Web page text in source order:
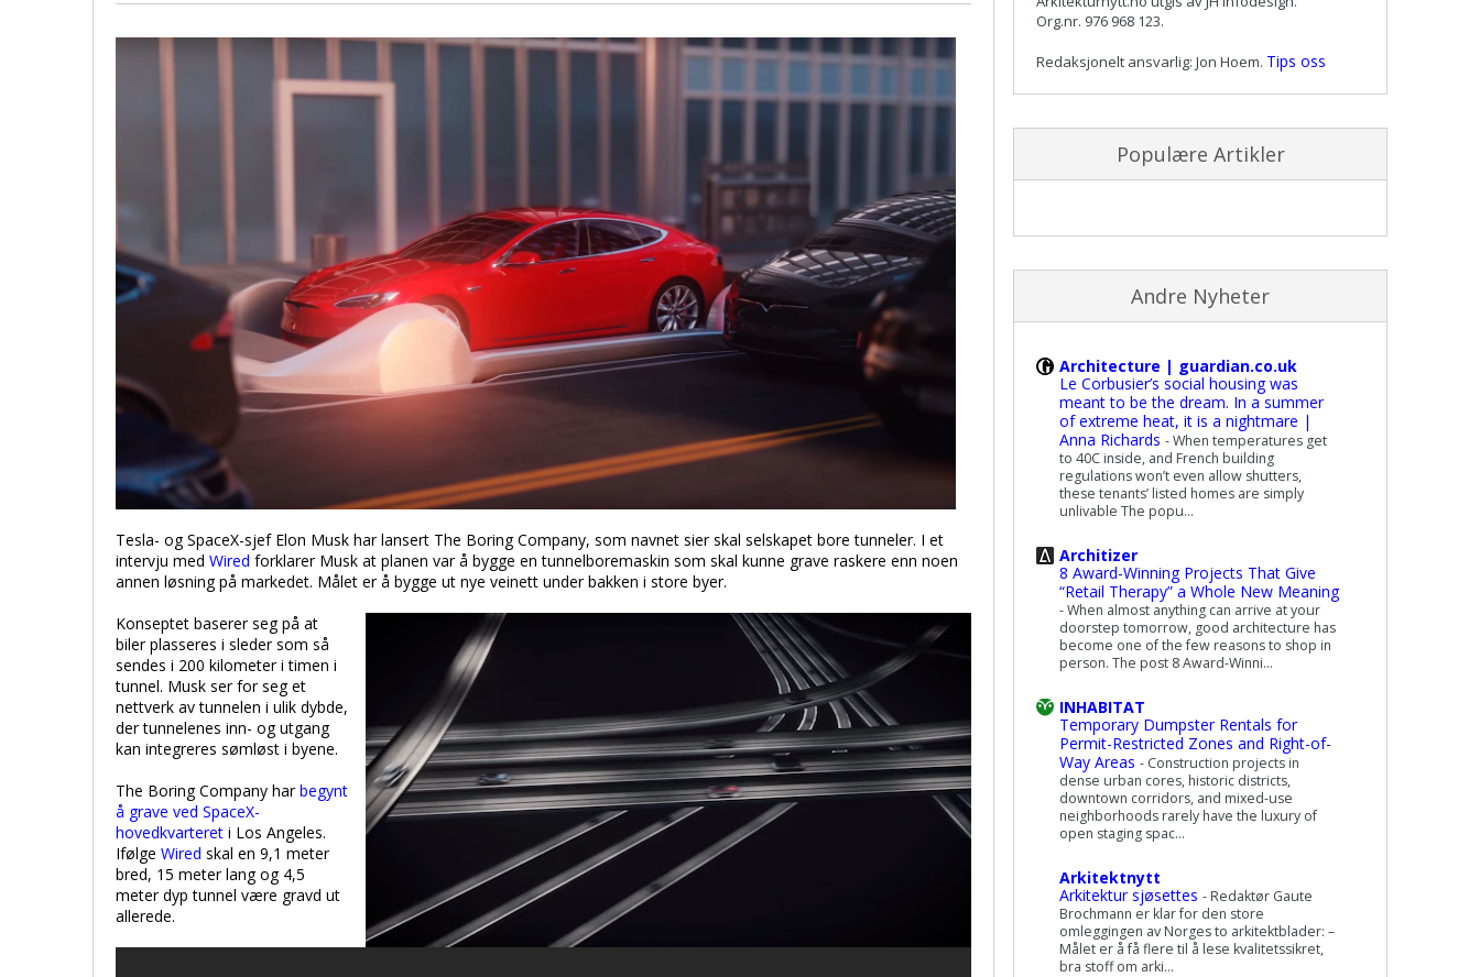
Tesla- og SpaceX-sjef Elon Musk har lansert The Boring Company, som navnet sier skal selskapet bore tunneler. I et
intervju med Wired forklarer Musk at planen var å bygge en tunnelboremaskin som skal kunne grave raskere enn noen
annen løsning på markedet. Målet er å bygge ut nye veinett under bakken i store byer.
Konseptet baserer seg på at
biler plasseres i sleder som så
sendes i 200 kilometer i timen i
tunnel. Musk ser for seg et
nettverk av tunnelen i ulik dybde,
der tunnelenes inn- og utgang
kan integreres sømløst i byene.
The Boring Company harbegynt
å grave ved SpaceX-
hovedkvarteret i Los Angeles.
Ifølge Wired skal en 9,1 meter
bred, 15 meter lang og 4,5
meter dyp tunnel være gravd ut
allerede.
Org.nr. 976 968 123.
Redaksjonelt ansvarlig: Jon Hoem. Tips oss
Populære Artikler
Andre Nyheter
Architecture | guardian.co.uk
Le Corbusier’s social housing was
meant to be the dream. In a summer
of extreme heat, it is a nightmare |
Anna Richards -When temperatures get
to 40C inside, and French building
regulations won’t even allow shutters,
these tenants’ listed homes are simply
unlivable The popu...
Architizer
8 Award-Winning Projects That Give
“Retail Therapy” a Whole New Meaning
-When almost anything can arrive at your
doorstep tomorrow, good architecture has
become one of the few reasons to shop in
person. The post 8 Award-Winni...
INHABITAT
Temporary Dumpster Rentals for
Permit-Restricted Zones and Right-of-
Way Areas - Construction projects in
dense urban cores, historic districts,
downtown corridors, and mixed-use
neighborhoods rarely have the luxury of
open staging spac...
Arkitektnytt
Arkitektur sjøsettes - Redaktør Gaute
Brochmann er klar for den store
omleggingen av Norges to arkitektblader: –
Målet er å få flere til å lese kvalitetssikret,
bra stoff om arki...